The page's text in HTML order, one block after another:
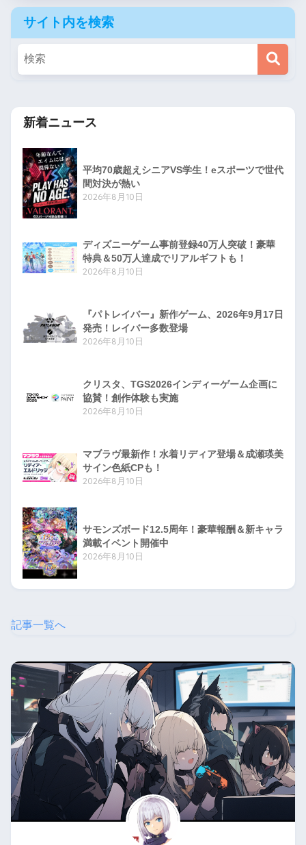
サイト内を検索
新着ニュース
平均70歳超えシニアVS学生！eスポーツで世代
間対決が熱い
2026年8月10日
ディズニーゲーム事前登録40万人突破！豪華
特典＆50万人達成でリアルギフトも！
2026年8月10日
『パトレイバー』新作ゲーム、2026年9月17日
発売！レイバー多数登場
2026年8月10日
クリスタ、TGS2026インディーゲーム企画に
協賛！創作体験も実施
2026年8月10日
マブラヴ最新作！水着リディア登場＆成瀬瑛美
サイン色紙CPも！
2026年8月10日
サモンズボード12.5周年！豪華報酬＆新キャラ
満載イベント開催中
2026年8月10日
記事一覧へ